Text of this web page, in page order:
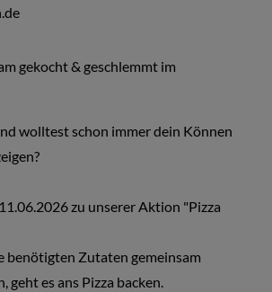
gekocht & geschlemmt im
wolltest schon immer dein Können
zu unserer Aktion "Pizza
benötigten Zutaten gemeinsam
geht es ans Pizza backen.